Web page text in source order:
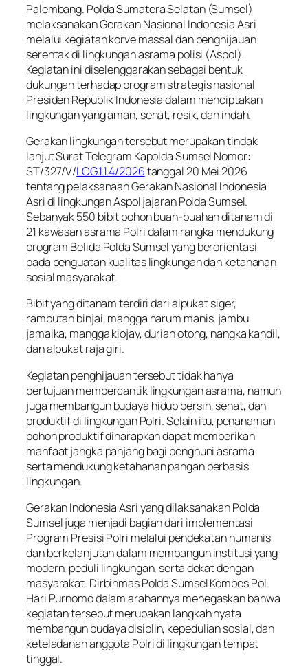
Palembang. Polda Sumatera Selatan (Sumsel)
melaksanakan Gerakan Nasional Indonesia Asri
melalui kegiatan korve massal dan penghijauan
serentak di lingkungan asrama polisi (Aspol).
Kegiatan ini diselenggarakan sebagai bentuk
dukungan terhadap program strategis nasional
Presiden Republik Indonesia dalam menciptakan
lingkungan yang aman, sehat, resik, dan indah.
Gerakan lingkungan tersebut merupakan tindak
lanjut Surat Telegram Kapolda Sumsel Nomor:
ST/327/V/LOG.1.1.4/2026tanggal 20 Mei 2026
tentang pelaksanaan Gerakan Nasional Indonesia
Asri di lingkungan Aspol jajaran Polda Sumsel.
Sebanyak 550 bibit pohon buah-buahan ditanam di
21 kawasan asrama Polri dalam rangka mendukung
program Belida Polda Sumsel yang berorientasi
pada penguatan kualitas lingkungan dan ketahanan
sosial masyarakat.
Bibit yang ditanam terdiri dari alpukat siger,
rambutan binjai, mangga harum manis, jambu
jamaika, mangga kiojay, durian otong, nangka kandil,
dan alpukat raja giri.
Kegiatan penghijauan tersebut tidak hanya
bertujuan mempercantik lingkungan asrama, namun
juga membangun budaya hidup bersih, sehat, dan
produktif di lingkungan Polri. Selain itu, penanaman
pohon produktif diharapkan dapat memberikan
manfaat jangka panjang bagi penghuni asrama
serta mendukung ketahanan pangan berbasis
lingkungan.
Gerakan Indonesia Asri yang dilaksanakan Polda
Sumsel juga menjadi bagian dari implementasi
Program Presisi Polri melalui pendekatan humanis
dan berkelanjutan dalam membangun institusi yang
modern, peduli lingkungan, serta dekat dengan
masyarakat. Dirbinmas Polda Sumsel Kombes Pol.
Hari Purnomo dalam arahannya menegaskan bahwa
kegiatan tersebut merupakan langkah nyata
membangun budaya disiplin, kepedulian sosial, dan
keteladanan anggota Polri di lingkungan tempat
tinggal.